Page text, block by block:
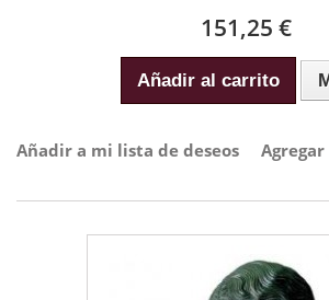
151,25 €
Añadir al carrito
Añadir a mi lista de deseos